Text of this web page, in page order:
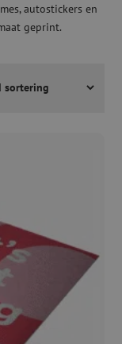
autostickers en
geprint.